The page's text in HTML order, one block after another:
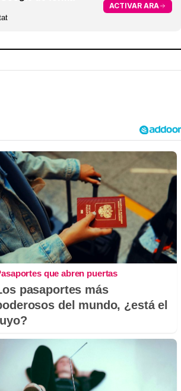
ACTIVAR ARA
que abren puertas
pasaportes más
del mundo, ¿está el